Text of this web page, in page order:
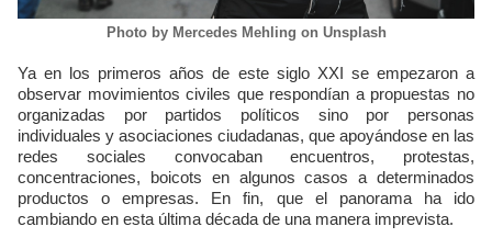
Photo by Mercedes Mehling on Unsplash
Ya en los primeros años de este siglo XXI se empezaron a
observar movimientos civiles que respondían a propuestas no
organizadas por partidos políticos sino por personas
individuales y asociaciones ciudadanas, que apoyándose en las
redes sociales convocaban encuentros, protestas,
concentraciones, boicots en algunos casos a determinados
productos o empresas. En fin, que el panorama ha ido
cambiando en esta última década de una manera imprevista.